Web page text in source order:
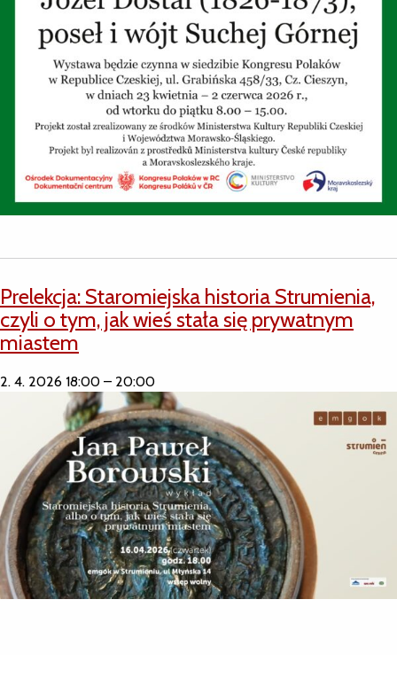
Prelekcja: Staromiejska historia Strumienia,
czyli o tym, jak wieś stała się prywatnym
miastem
2. 4. 2026 18:00 – 20:00